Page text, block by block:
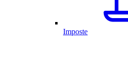
Imposte